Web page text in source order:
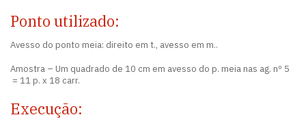
Ponto utilizado:
Avesso do ponto meia: direito em t., avesso em m..
Amostra – Um quadrado de 10 cm em avesso do p. meia nas ag. nº 5
= 11 p. x 18 carr.
Execução: